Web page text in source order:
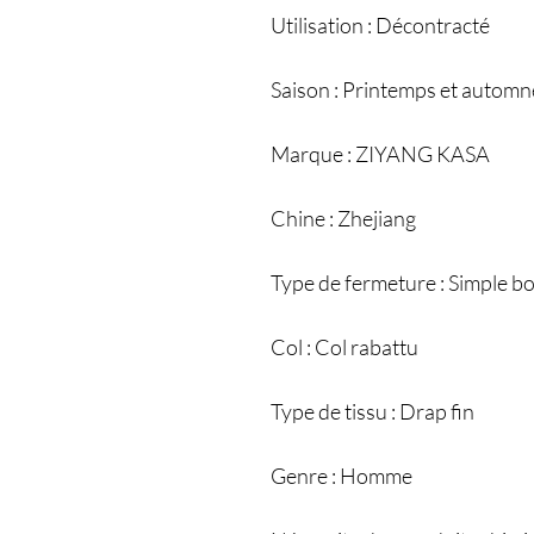
Utilisation : Décontracté
Saison : Printemps et
Marque : ZIYANG KASA
Chine : Zhejiang
Type de fermeture : Simple
Col : Col rabattu
Type de tissu : Drap fin
Genre : Homme